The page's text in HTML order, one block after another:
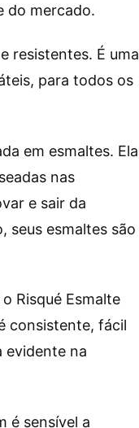
do mercado.
resistentes. É uma
para todos os
em esmaltes. Ela
nas
e sair da
seus esmaltes são
Risqué Esmalte
consistente, fácil
evidente na
é sensível a